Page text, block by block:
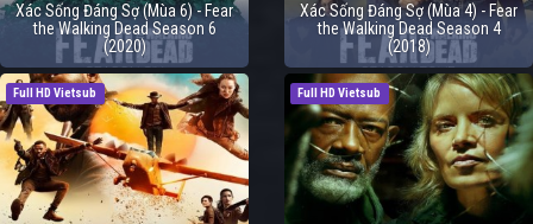
Xác Sống Đáng Sợ (Mùa 6) - Fear
the Walking Dead Season 6
(2020)
Xác Sống Đáng Sợ (Mùa 4) - Fear
the Walking Dead Season 4
(2018)
Full HD Vietsub Full HD Vietsub